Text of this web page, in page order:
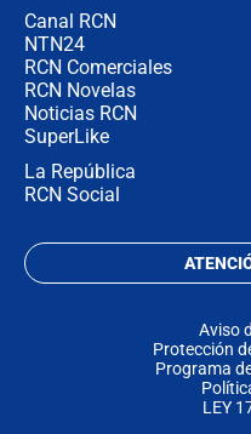
Canal RCN
NTN24
RCN Comerciales
RCN Novelas
Noticias RCN
SuperLike
La República
RCN Social
Aviso
Protección
Programa
LEY